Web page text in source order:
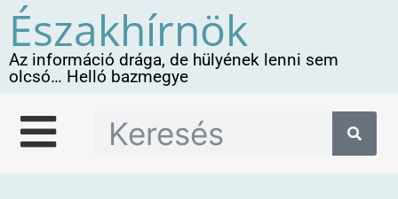
Északhírnök
Az információ drága, de hülyének lenni sem
olcsó… Helló bazmegye